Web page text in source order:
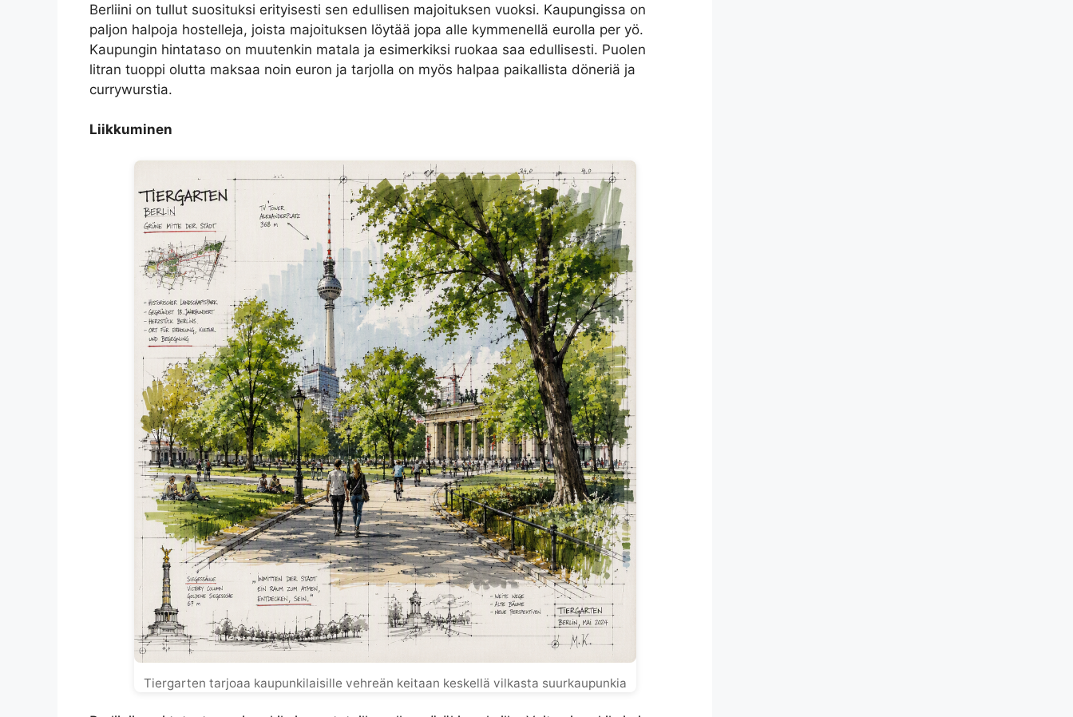
Berliini on tullut suosituksi erityisesti sen edullisen majoituksen vuoksi. Kaupungissa on
paljon halpoja hostelleja, joista majoituksen löytää jopa alle kymmenellä eurolla per yö.
Kaupungin hintataso on muutenkin matala ja esimerkiksi ruokaa saa edullisesti. Puolen
litran tuoppi olutta maksaa noin euron ja tarjolla on myös halpaa paikallista döneriä ja
currywurstia.
Liikkuminen
Tiergarten tarjoaa kaupunkilaisille vehreän keitaan keskellä vilkasta suurkaupunkia